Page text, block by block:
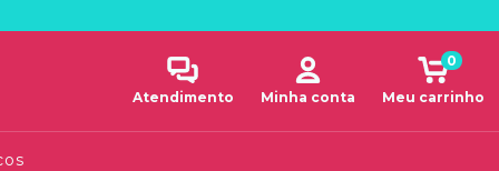
Atendimento Minha conta Meu carrinho
0